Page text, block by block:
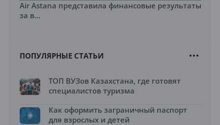
Air Astana представила финансовые результаты
за в...
ПОПУЛЯРНЫЕ СТАТЬИ
ТОП ВУЗов Казахстана, где готовят
специалистов туризма
Как оформить заграничный паспорт
для взрослых и детей